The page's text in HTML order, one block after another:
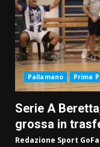
Pallamano Prima
Serie A
grossa in
Redazione Sport